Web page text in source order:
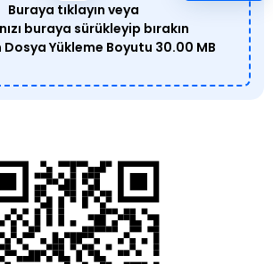
Buraya tıklayın veya
buraya sürükleyip bırakın
Yükleme Boyutu 30.00 MB